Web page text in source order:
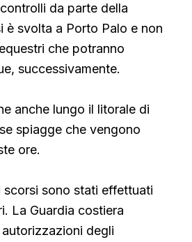
da parte della
è svolta a Porto Palo e non
che potranno
successivamente.
anche lungo il litorale di
spiagge che vengono
ore.
scorsi sono stati effettuati
La Guardia costiera
degli